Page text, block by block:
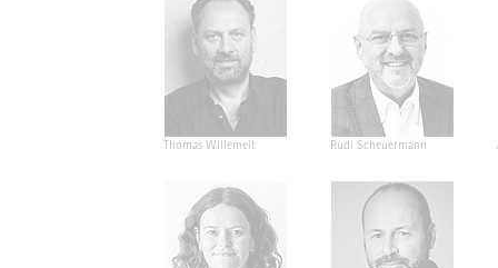
Thomas Willemeit Rudi Scheuermann